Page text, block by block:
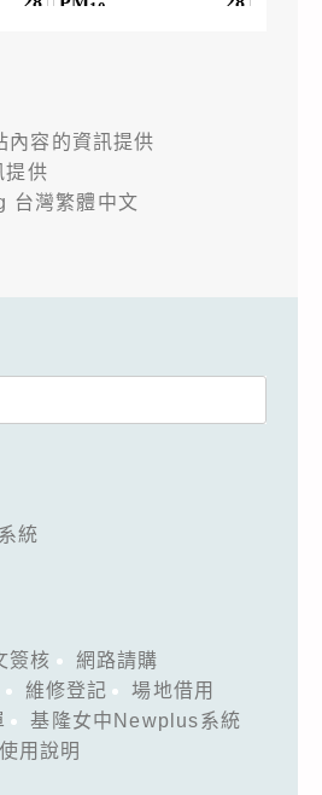
內容的資訊提供
提供
台灣繁體中文
統
簽核
網路請購
維修登記
場地借用
基隆女中Newplus系統
用說明